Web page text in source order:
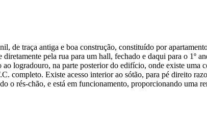
de traça antiga e boa construção, constituído por
diretamente pela rua para um hall, fechado e daqui para o 1º
logradouro, na parte posterior do edifício, onde existe uma
completo. Existe acesso interior ao sótão, para pé direito
o rés-chão, e está em funcionamento, proporcionando uma